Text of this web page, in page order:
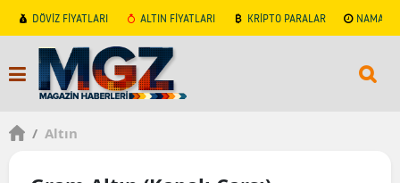
DÖVİZ FİYATLARI ALTIN FİYATLARI KRİPTO PARALAR NAMAZ
/ Altın